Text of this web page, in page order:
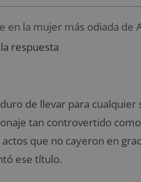
en la mujer más odiada de
respuesta
de llevar para
tan controvertido como
que no cayeron en
ese título.